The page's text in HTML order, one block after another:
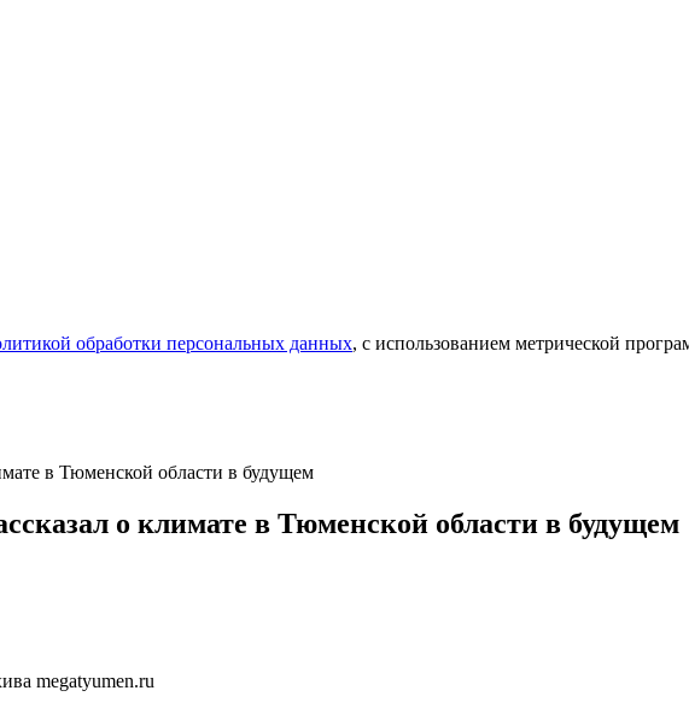
обработки персональных данных, с использованием метрической
в Тюменской области в будущем
о климате в Тюменской области в будущем
megatyumen.ru